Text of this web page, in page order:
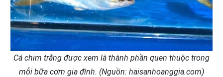
Cá chim trắng được xem là thành phần quen thuộc trong
mỗi bữa cơm gia đình. (Nguồn: haisanhoanggia.com)